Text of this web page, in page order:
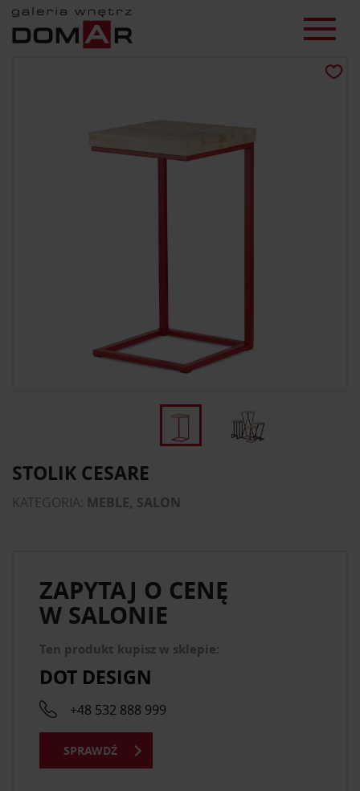
STOLIK CESARE
KATEGORIA: MEBLE, SALON
ZAPYTAJ O CENĘ
W SALONIE
Ten produkt kupisz w sklepie:
DOT DESIGN
+48 532 888 999
SPRAWDŹ